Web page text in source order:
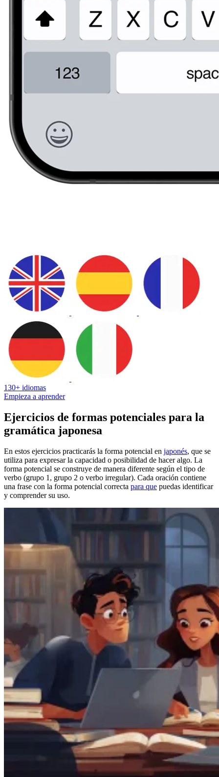
130+ idiomas
Empieza a aprender
Ejercicios de formas potenciales para la
gramática japonesa
En estos ejercicios practicarás la forma potencial en japonés, que se
utiliza para expresar la capacidad o posibilidad de hacer algo. La
forma potencial se construye de manera diferente según el tipo de
verbo (grupo 1, grupo 2 o verbo irregular). Cada oración contiene
una frase con la forma potencial correcta para que puedas identificar
y comprender su uso.